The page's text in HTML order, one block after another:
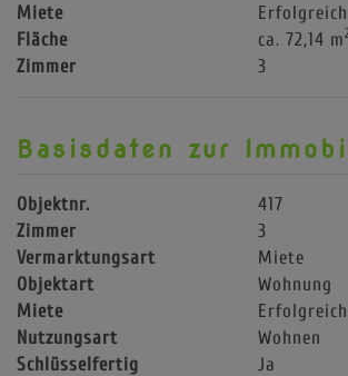
Miete
Fläche
ca. 72,14 m
Zimmer 3
Basisdaten zur
Objektnr.
417
Zimmer
3
Vermarktungsart
Miete
Objektart
Wohnung
Miete
Nutzungsart
Wohnen
Schlüsselfertig
Ja